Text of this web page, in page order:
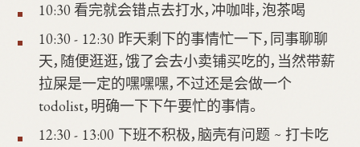
10:30 看完就会错点去打水，冲咖啡，泡茶喝
10:30 - 12:30 昨天剩下的事情忙一下，同事聊聊
天，随便逛逛，饿了会去小卖铺买吃的，当然带薪
拉屎是一定的嘿嘿嘿，不过还是会做一个
todolist，明确一下下午要忙的事情。
12:30 - 13:00 下班不积极，脑壳有问题 ~ 打卡吃